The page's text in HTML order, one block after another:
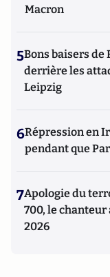
Macron
5Bons baisers de
derrière les
Leipzig
6Répression en
pendant que
7Apologie du
700, le chanteur
2026